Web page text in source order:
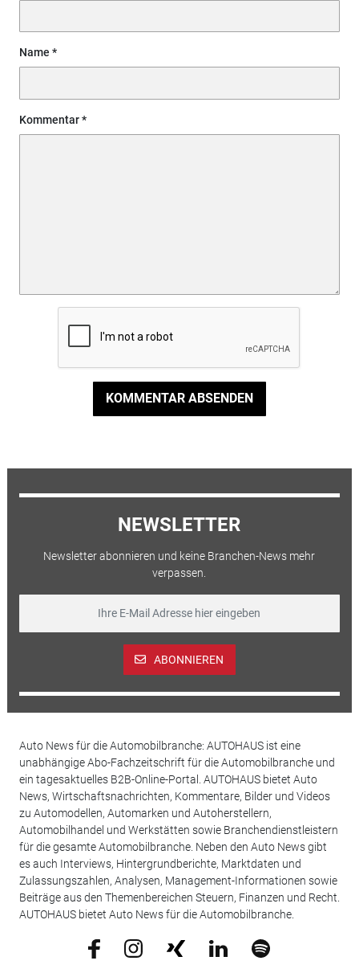
Name
Kommentar
KOMMENTAR ABSENDEN
NEWSLETTER
Newsletter abonnieren und keine Branchen-News mehr
verpassen.
ABONNIEREN
Auto News für die Automobilbranche: AUTOHAUS ist eine
unabhängige Abo-Fachzeitschrift für die Automobilbranche und
ein tagesaktuelles B2B-Online-Portal. AUTOHAUS bietet Auto
News, Wirtschaftsnachrichten, Kommentare, Bilder und Videos
zu Automodellen, Automarken und Autoherstellern,
Automobilhandel und Werkstätten sowie Branchendienstleistern
für die gesamte Automobilbranche. Neben den Auto News gibt
es auch Interviews, Hintergrundberichte, Marktdaten und
Zulassungszahlen, Analysen, Management-Informationen sowie
Beiträge aus den Themenbereichen Steuern, Finanzen und Recht.
AUTOHAUS bietet Auto News für die Automobilbranche.